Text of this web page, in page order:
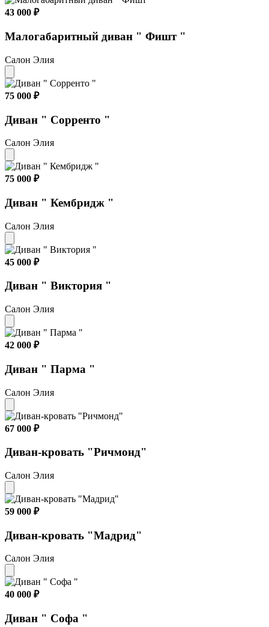
43 000 ₽
Малогабаритный диван " Фишт "
Салон Элия
75 000 ₽
Диван " Сорренто "
Салон Элия
75 000 ₽
Диван " Кембридж "
Салон Элия
45 000 ₽
Диван " Виктория "
Салон Элия
42 000 ₽
Диван " Парма "
Салон Элия
67 000 ₽
Диван-кровать "Ричмонд"
Салон Элия
59 000 ₽
Диван-кровать "Мадрид"
Салон Элия
40 000 ₽
Диван " Софа "